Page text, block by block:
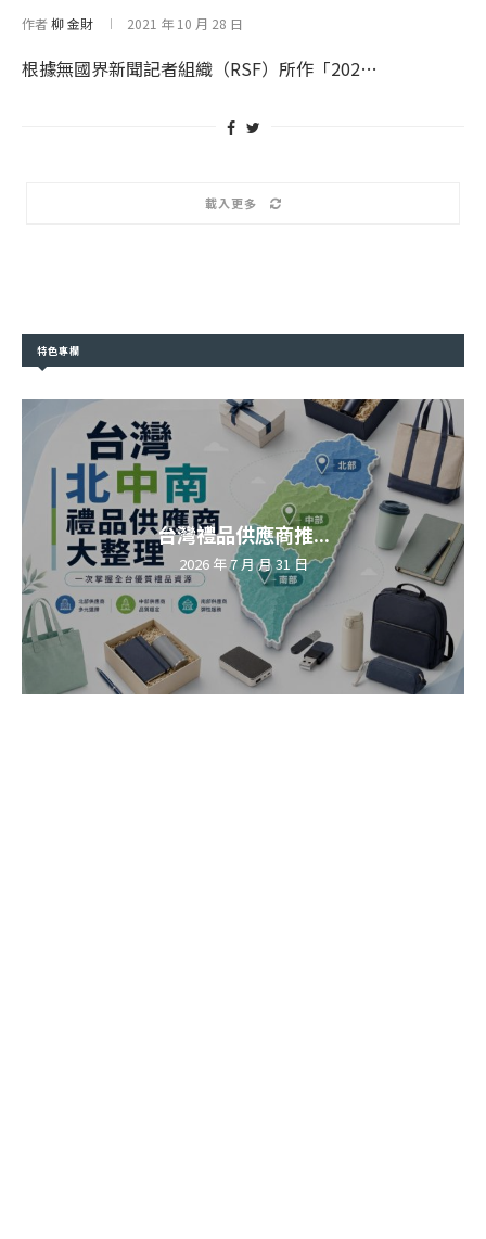
作者柳 金財 2021 年 10 月 28 日
根據無國界新聞記者組織（RSF）所作「202…
載入更多
特色專欄
台灣禮品供應商推...
2026 年 7 月 月 31 日